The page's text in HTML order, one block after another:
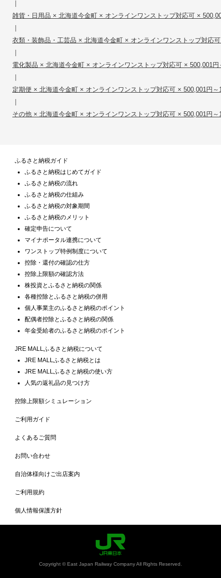
|
雑貨・日用品 × 北海道今金町 × オンラインワンストップ対応可 ×
|
衣類・装飾品・工芸品 × 北海道今金町 × オンラインワンストップ対応
|
電化製品 × 北海道今金町 × オンラインワンストップ対応可 × 500,001円
|
定期便 × 北海道今金町 × オンラインワンストップ対応可 × 500,001円～
|
その他 × 北海道今金町 × オンラインワンストップ対応可 × 500,001円～
ふるさと納税ガイド
ふるさと納税はじめてガイド
ふるさと納税の流れ
ふるさと納税の仕組み
ふるさと納税の対象期間
ふるさと納税のメリット
確定申告について
マイナポータル連携について
ワンストップ特例制度について
控除・還付の確認の仕方
控除上限額の確認方法
株投資とふるさと納税の関係
各種控除とふるさと納税の併用
個人事業主のふるさと納税のポイント
配偶者控除とふるさと納税の関係
年金受給者のふるさと納税のポイント
JRE MALLふるさと納税について
JRE MALLふるさと納税とは
JRE MALLふるさと納税の使い方
人気の返礼品の見つけ方
控除上限額シミュレーション
ご利用ガイド
よくあるご質問
お問い合わせ
自治体様向けご出店案内
ご利用規約
個人情報保護方針
Copyright © East Japan Railway Company All Rights Reserved.